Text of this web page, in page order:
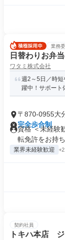
業務
日替わりお弁
ワタミ株式会社
週2～5日／時
躍中！サポート
〒870-0955大
完全歩合制
資格 ＜未経験
転免許をお持
業界未経験歓迎
契約社員
トキハ本店